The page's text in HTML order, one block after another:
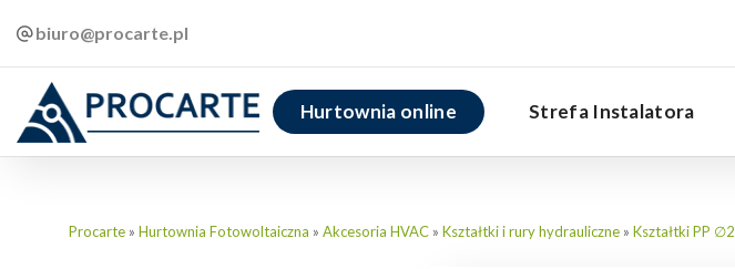
biuro@procarte.pl
Hurtownia online Strefa Instalatora
Procarte » Hurtownia Fotowoltaiczna » Akcesoria HVAC » Kształtki i rury hydrauliczne » Kształtki PP